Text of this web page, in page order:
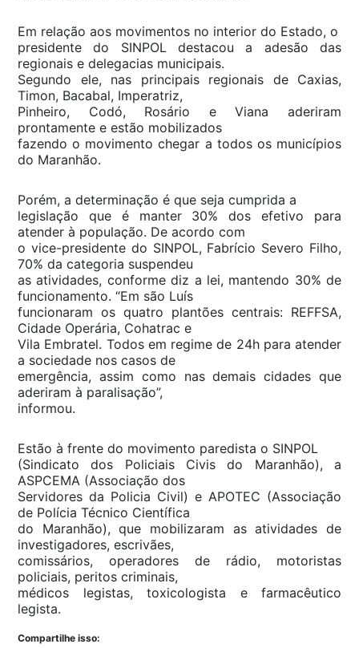
Em relação aos movimentos no interior do Estado, o
presidente do SINPOL destacou a adesão das
regionais e delegacias municipais.
Segundo ele, nas principais regionais de Caxias,
Timon, Bacabal, Imperatriz,
Pinheiro, Codó, Rosário e Viana aderiram
prontamente e estão mobilizados
fazendo o movimento chegar a todos os municípios
do Maranhão.
Porém, a determinação é que seja cumprida a
legislação que é manter 30% dos efetivo para
atender à população. De acordo com
o vice-presidente do SINPOL, Fabrício Severo Filho,
70% da categoria suspendeu
as atividades, conforme diz a lei, mantendo 30% de
funcionamento. “Em são Luís
funcionaram os quatro plantões centrais: REFFSA,
Cidade Operária, Cohatrac e
Vila Embratel. Todos em regime de 24h para atender
a sociedade nos casos de
emergência, assim como nas demais cidades que
aderiram à paralisação”,
informou.
Estão à frente do movimento paredista o SINPOL
(Sindicato dos Policiais Civis do Maranhão), a
ASPCEMA (Associação dos
Servidores da Policia Civil) e APOTEC (Associação
de Polícia Técnico Científica
do Maranhão), que mobilizaram as atividades de
investigadores, escrivães,
comissários, operadores de rádio, motoristas
policiais, peritos criminais,
médicos legistas, toxicologista e farmacêutico
legista.
Compartilhe isso: